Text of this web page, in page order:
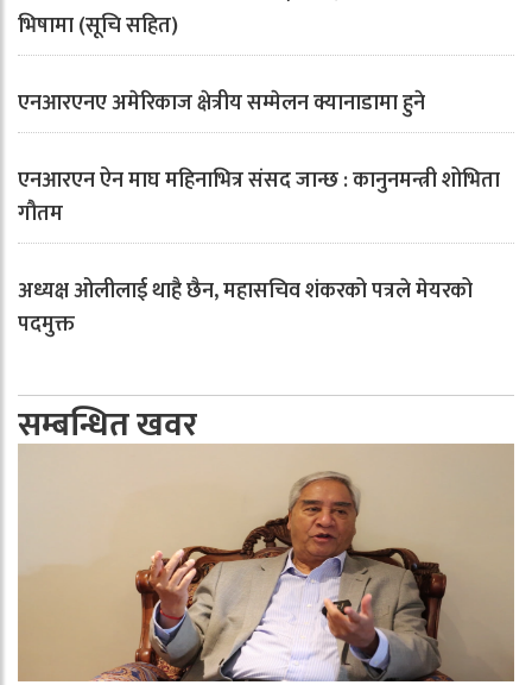
भिषामा (सूचि सहित)
एनआरएनए अमेरिकाज क्षेत्रीय सम्मेलन क्यानाडामा हुने
एनआरएन ऐन माघ महिनाभित्र संसद जान्छ : कानुनमन्त्री शोभिता
गौतम
अध्यक्ष ओलीलाई थाहै छैन, महासचिव शंकरको पत्रले मेयरको
पदमुक्त
सम्बन्धित खवर